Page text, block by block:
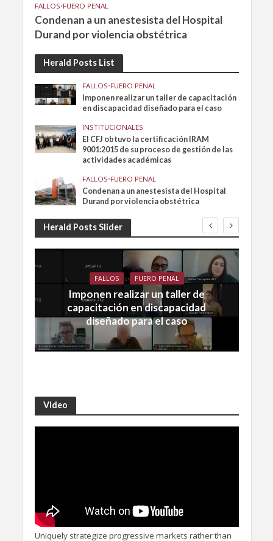
FALLOS•FUERO PENAL
Condenan a un anestesista del Hospital
Durand por violencia obstétrica
Herald Posts List
FALLOS•FUERO PENAL
Imponen realizar un taller de capacitación
en discapacidad diseñado para el caso
INSTITUCIONALES
El CFJ obtuvo la certificación IRAM
9001:2015 de su proceso de gestión de las
actividades académicas
FALLOS•FUERO PENAL
Condenan a un anestesista del Hospital
Durand por violencia obstétrica
Herald Posts Slider
FALLOS FUERO PENAL
Imponen realizar un taller de
capacitación en discapacidad
diseñado para el caso
Video
Uniquely strategize progressive markets rather than